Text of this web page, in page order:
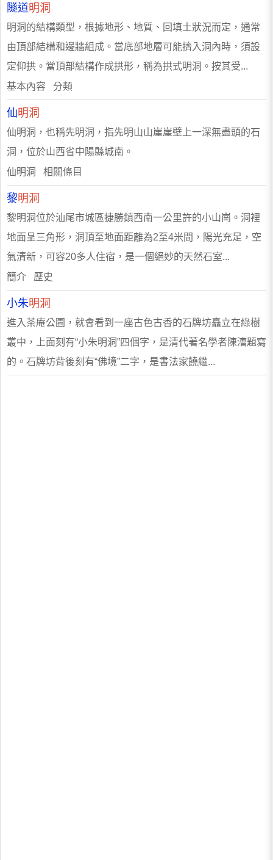
隧道明洞
明洞的結構類型，根據地形、地質、回填土狀況而定，通常
由頂部結構和邊牆組成。當底部地層可能擠入洞內時，須設
定仰拱。當頂部結構作成拱形，稱為拱式明洞。按其受...
基本內容 分類
仙明洞
仙明洞，也稱先明洞，指先明山山崖崖壁上一深無盡頭的石
洞，位於山西省中陽縣城南。
仙明洞 相關條目
黎明洞
黎明洞位於汕尾市城區捷勝鎮西南一公里許的小山崗。洞裡
地面呈三角形，洞頂至地面距離為2至4米間，陽光充足，空
氣清新，可容20多人住宿，是一個絕妙的天然石室...
簡介 歷史
小朱明洞
進入茶庵公園，就會看到一座古色古香的石牌坊矗立在綠樹
叢中，上面刻有“小朱明洞”四個字，是清代著名學者陳漕題寫
的。石牌坊背後刻有“佛境”二字，是書法家饒繼...